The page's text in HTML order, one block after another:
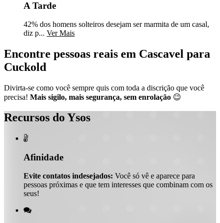
A Tarde
42% dos homens solteiros desejam ser marmita de um casal,
diz p... Ver Mais
Encontre pessoas reais em Cascavel para
Cuckold
Divirta-se como você sempre quis com toda a discrição que você
precisa! Mais sigilo, mais segurança, sem enrolação 😉
Recursos do Ysos

Afinidade
Evite contatos indesejados: Você só vê e aparece para
pessoas próximas e que tem interesses que combinam com os
seus!
